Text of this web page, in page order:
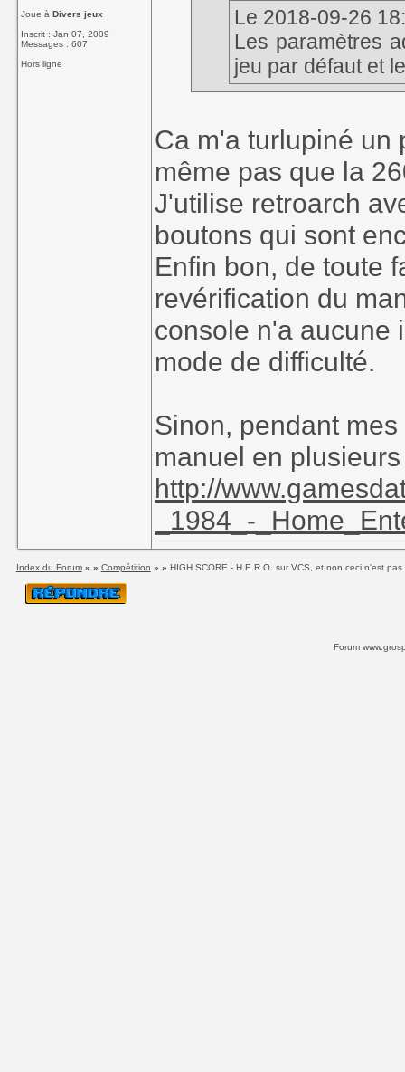
Joue àDivers jeux
Inscrit : Jan 07, 2009
Messages : 607
Hors ligne
Le 2018-09-26
Les paramètres
jeu par défaut et
Properties > onglet
ça la difficulté par
touches Fxx du
difficulté mais je ne
sa valeur par défaut
Ca m'a turlupiné un
même pas que la
J'utilise retroarch
boutons qui sont
Enfin bon, de toute
revérification du
console n'a aucune
mode de difficulté.
Sinon, pendant
manuel en
http://
_1984_-
Index du Forum» » Compétition » » HIGH SCORE - H.E.R.O. sur VCS, et non ceci n'est
Forum